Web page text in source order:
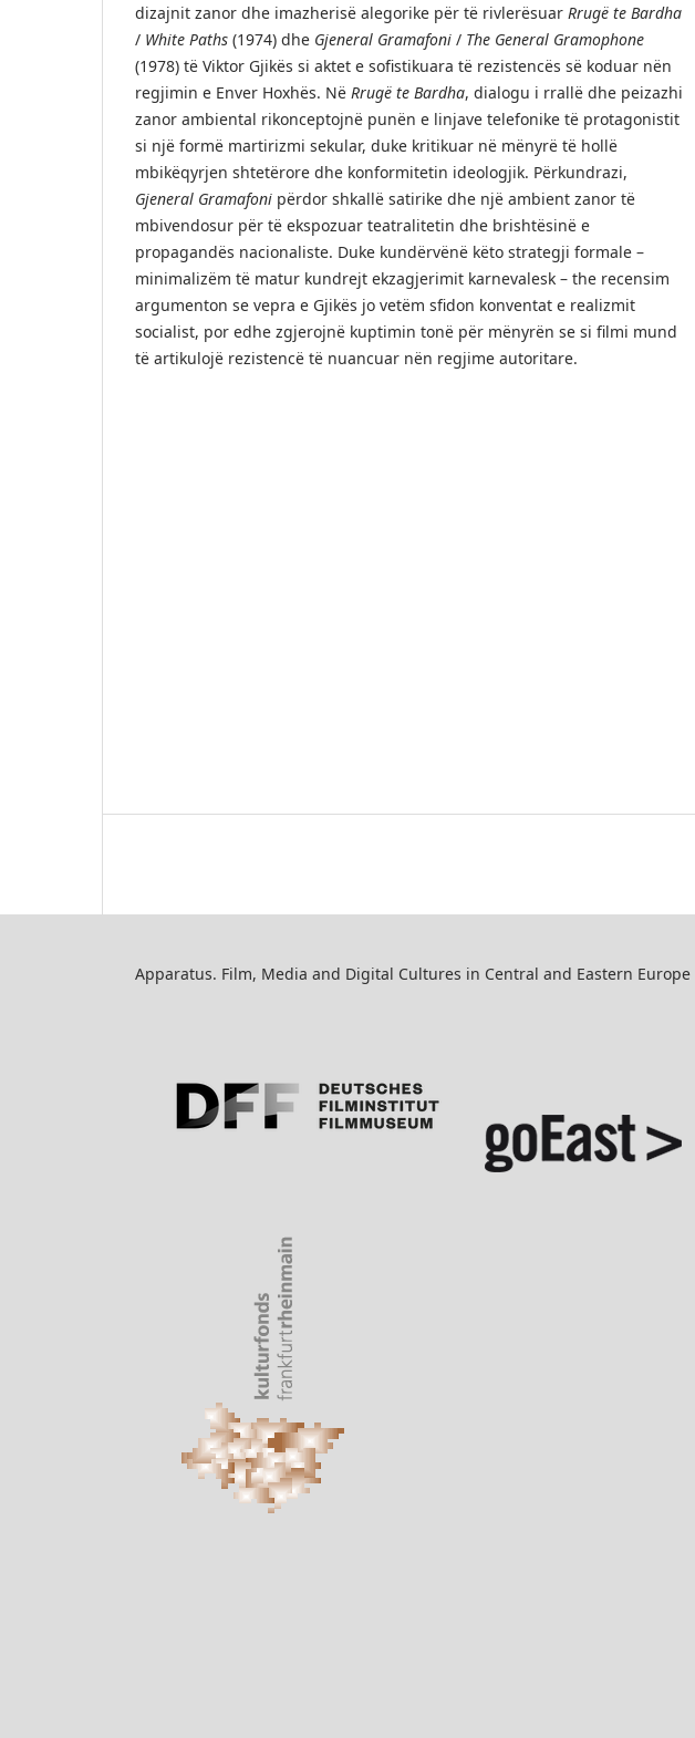
dizajnit zanor dhe imazherisë alegorike për të rivlerësuar Rrugë te Bardha
/ White Paths (1974) dhe Gjeneral Gramafoni / The General Gramophone
(1978) të Viktor Gjikës si aktet e sofistikuara të rezistencës së koduar nën
regjimin e Enver Hoxhës. Në Rrugë te Bardha, dialogu i rrallë dhe peizazhi
zanor ambiental rikonceptojnë punën e linjave telefonike të protagonistit
si një formë martirizmi sekular, duke kritikuar në mënyrë të hollë
mbikëqyrjen shtetërore dhe konformitetin ideologjik. Përkundrazi,
Gjeneral Gramafoni përdor shkallë satirike dhe një ambient zanor të
mbivendosur për të ekspozuar teatralitetin dhe brishtësinë e
propagandës nacionaliste. Duke kundërvënë këto strategji formale –
minimalizëm të matur kundrejt ekzagjerimit karnevalesk – the recensim
argumenton se vepra e Gjikës jo vetëm sfidon konventat e realizmit
socialist, por edhe zgjerojnë kuptimin tonë për mënyrën se si filmi mund
të artikulojë rezistencë të nuancuar nën regjime autoritare.
Apparatus. Film, Media and Digital Cultures in Central and Eastern Europe